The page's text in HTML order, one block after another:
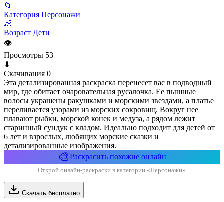
📁
Категория Персонажи
👶
Возраст Дети
👁
Просмотры 53
⬇
Скачивания 0
Эта детализированная раскраска перенесет вас в подводный
мир, где обитает очаровательная русалочка. Ее пышные
волосы украшены ракушками и морскими звездами, а платье
переливается узорами из морских сокровищ. Вокруг нее
плавают рыбки, морской конек и медуза, а рядом лежит
старинный сундук с кладом. Идеально подходит для детей от
6 лет и взрослых, любящих морские сказки и
детализированные изображения.
🎨Раскрасить похожие онлайн
Открой онлайн-раскраски в категории «Персонажи»
Скачать бесплатно